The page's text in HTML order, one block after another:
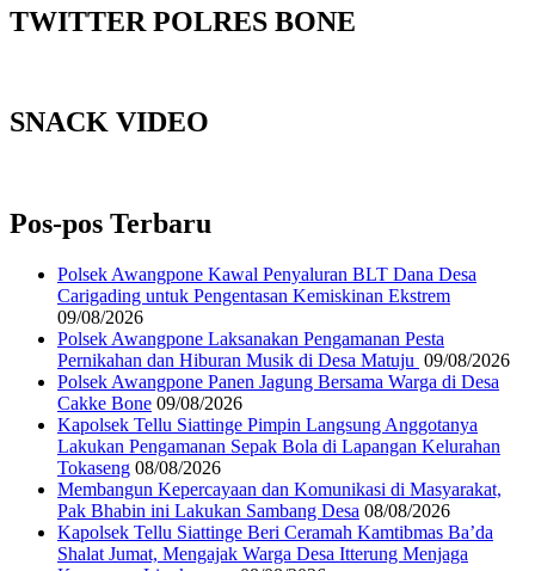
TWITTER POLRES BONE
SNACK VIDEO
Pos-pos Terbaru
‎Polsek Awangpone Kawal Penyaluran BLT Dana Desa
Carigading untuk Pengentasan Kemiskinan Ekstrem
09/08/2026
‎Polsek Awangpone Laksanakan Pengamanan Pesta
Pernikahan dan Hiburan Musik di Desa Matuju ‎ 09/08/2026
Polsek Awangpone Panen Jagung Bersama Warga di Desa
Cakke Bone 09/08/2026
Kapolsek Tellu Siattinge Pimpin Langsung Anggotanya
Lakukan Pengamanan Sepak Bola di Lapangan Kelurahan
Tokaseng 08/08/2026
Membangun Kepercayaan dan Komunikasi di Masyarakat,
Pak Bhabin ini Lakukan Sambang Desa 08/08/2026
Kapolsek Tellu Siattinge Beri Ceramah Kamtibmas Ba’da
Shalat Jumat, Mengajak Warga Desa Itterung Menjaga